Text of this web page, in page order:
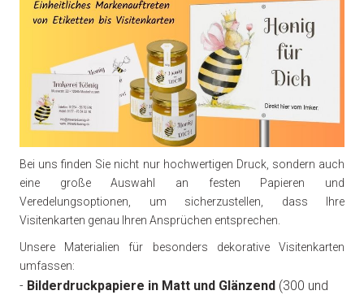
Bei uns finden Sie nicht nur hochwertigen Druck, sondern auch
eine große Auswahl an festen Papieren und
Veredelungsoptionen, um sicherzustellen, dass Ihre
Visitenkarten genau Ihren Ansprüchen entsprechen.
Unsere Materialien für besonders dekorative Visitenkarten
umfassen:
- Bilderdruckpapiere in Matt und Glänzend (300 und